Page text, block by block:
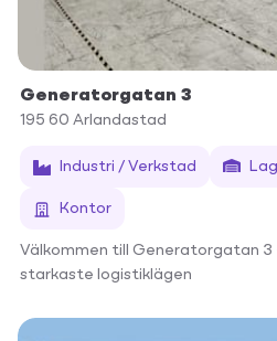
Generatorgatan 3
195 60 Arlandastad
Industri / Verkstad
Kontor
Välkommen till Generatorgatan 3
starkaste logistiklägen